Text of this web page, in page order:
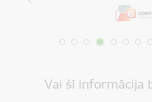
Vai šī informācija